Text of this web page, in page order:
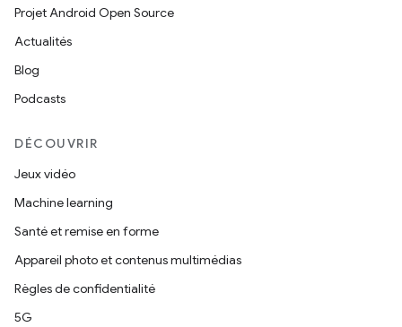
Projet Android Open Source
Actualités
Blog
Podcasts
DÉCOUVRIR
Jeux vidéo
Machine learning
Santé et remise en forme
Appareil photo et contenus multimédias
Règles de confidentialité
5G